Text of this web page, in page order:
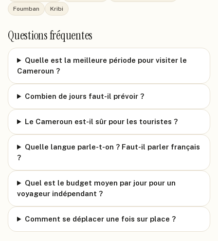
Foumban
Kribi
Questions fréquentes
Quelle est la meilleure période pour visiter le
Cameroun ?
Combien de jours faut-il prévoir ?
Le Cameroun est-il sûr pour les touristes ?
Quelle langue parle-t-on ? Faut-il parler français
?
Quel est le budget moyen par jour pour un
voyageur indépendant ?
Comment se déplacer une fois sur place ?